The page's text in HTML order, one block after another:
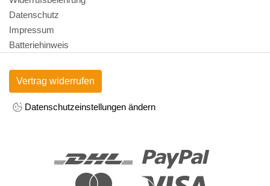
Datenschutz
Impressum
Batteriehinweis
Vertrag widerrufen
Datenschutzeinstellungen ändern